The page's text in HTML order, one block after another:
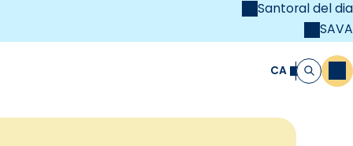
Santoral del dia
SAVA
Cristiana CA Cerca